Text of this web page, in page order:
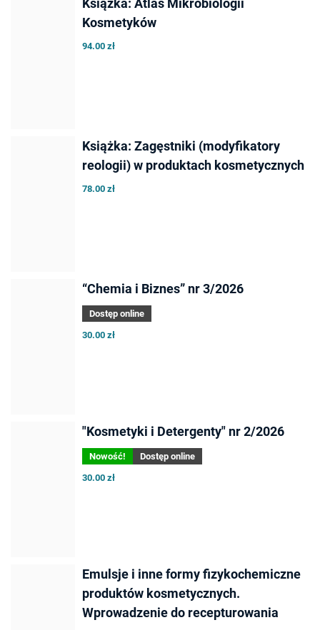
Książka: Atlas Mikrobiologii
Kosmetyków
94.00 zł
Książka: Zagęstniki (modyfikatory
reologii) w produktach kosmetycznych
78.00 zł
“Chemia i Biznes” nr 3/2026
Dostęp online
30.00 zł
"Kosmetyki i Detergenty" nr 2/2026
Nowość!
Dostęp online
30.00 zł
Emulsje i inne formy fizykochemiczne
produktów kosmetycznych.
Wprowadzenie do recepturowania